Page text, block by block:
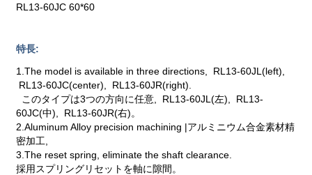
RL13-60JC 60*60
特長:
1.The model is available in three directions, RL13-60JL(left),
RL13-60JC(center), RL13-60JR(right).
このタイプは3つの方向に任意, RL13-60JL(左), RL13-
60JC(中), RL13-60JR(右)。
2.Aluminum Alloy precision machining |アルミニウム合金素材精
密加工,
3.The reset spring, eliminate the shaft clearance.
採用スプリングリセットを軸に隙間。